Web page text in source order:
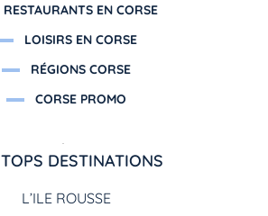
RESTAURANTS EN CORSE
LOISIRS EN CORSE
RÉGIONS CORSE
CORSE PROMO
DESTINATIONS
L’ILE ROUSSE